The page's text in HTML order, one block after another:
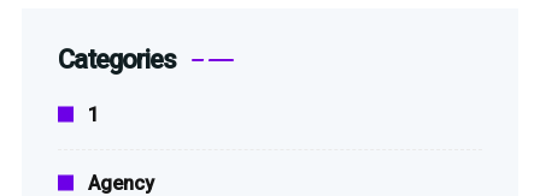
Categories
1
Agency